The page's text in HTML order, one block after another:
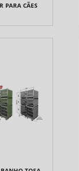
PARA CÃES